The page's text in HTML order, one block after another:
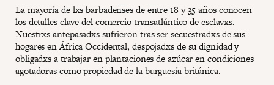
La mayoría de lxs barbadenses de entre 18 y 35 años conocen
los detalles clave del comercio transatlántico de esclavxs.
Nuestrxs antepasadxs sufrieron tras ser secuestradxs de sus
hogares en África Occidental, despojadxs de su dignidad y
obligadxs a trabajar en plantaciones de azúcar en condiciones
agotadoras como propiedad de la burguesía británica.